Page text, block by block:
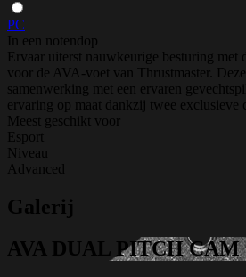
PC
In een notendop
Ervaar uiterst nauwkeurige besturing met
voor de AVA-voet van Thrustmaster.
samenwerking met een ervaren
ervaring op maat dankzij twee exclusieve
Meest geschikt voor
Esport
Niveau
Advanced
Galerij
AVA DUAL PITCH CAM